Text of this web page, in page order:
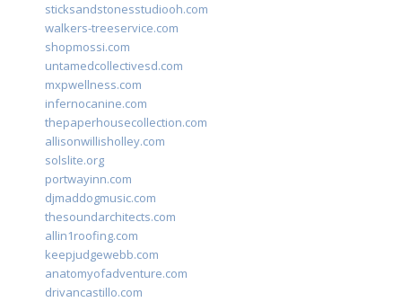
sticksandstonesstudiooh.com
walkers-treeservice.com
shopmossi.com
untamedcollectivesd.com
mxpwellness.com
infernocanine.com
thepaperhousecollection.com
allisonwillisholley.com
solslite.org
portwayinn.com
djmaddogmusic.com
thesoundarchitects.com
allin1roofing.com
keepjudgewebb.com
anatomyofadventure.com
drivancastillo.com